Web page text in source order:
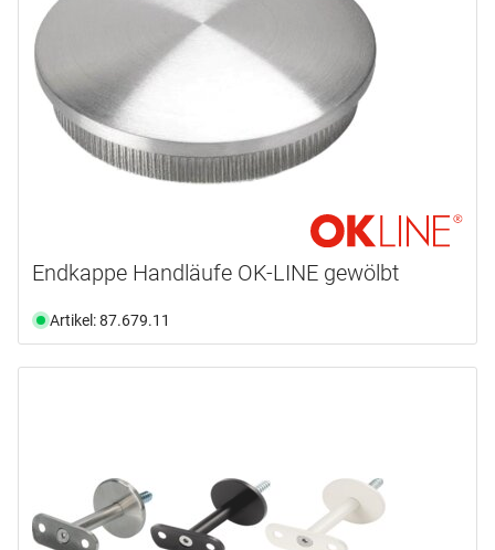
Endkappe Handläufe OK-LINE gewölbt
Artikel: 87.679.11